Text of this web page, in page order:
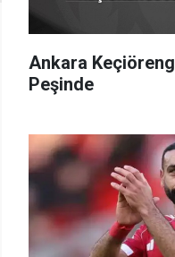
Ankara
Peşinde